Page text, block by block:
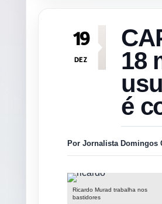
19
DEZ
18
é
Por Jornalista Domingos
Ricardo Murad trabalha nos
bastidores